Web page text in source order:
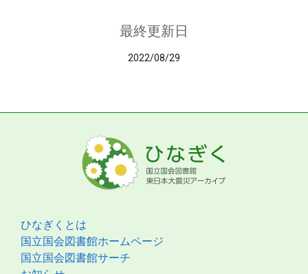
最終更新日
2022/08/29
ひなぎくとは
国立国会図書館ホームページ
国立国会図書館サーチ